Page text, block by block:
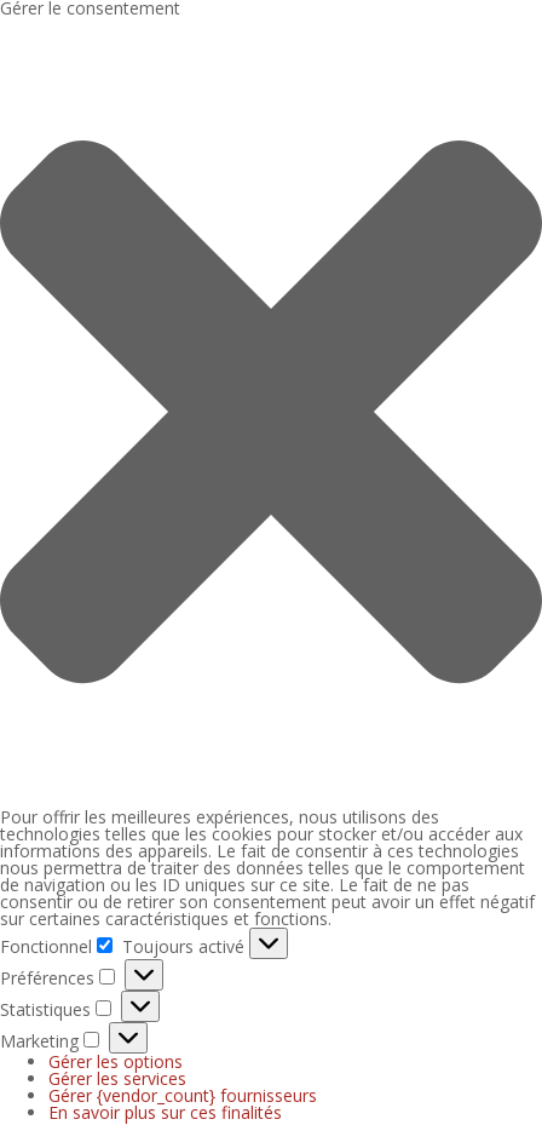
Gérer le consentement
Pour offrir les meilleures expériences, nous utilisons des
technologies telles que les cookies pour stocker et/ou accéder aux
informations des appareils. Le fait de consentir à ces technologies
nous permettra de traiter des données telles que le comportement
de navigation ou les ID uniques sur ce site. Le fait de ne pas
consentir ou de retirer son consentement peut avoir un effet négatif
sur certaines caractéristiques et fonctions.
Fonctionnel
Toujours activé
Préférences
Statistiques
Marketing
Gérer les options
Gérer les services
Gérer {vendor_count} fournisseurs
En savoir plus sur ces finalités